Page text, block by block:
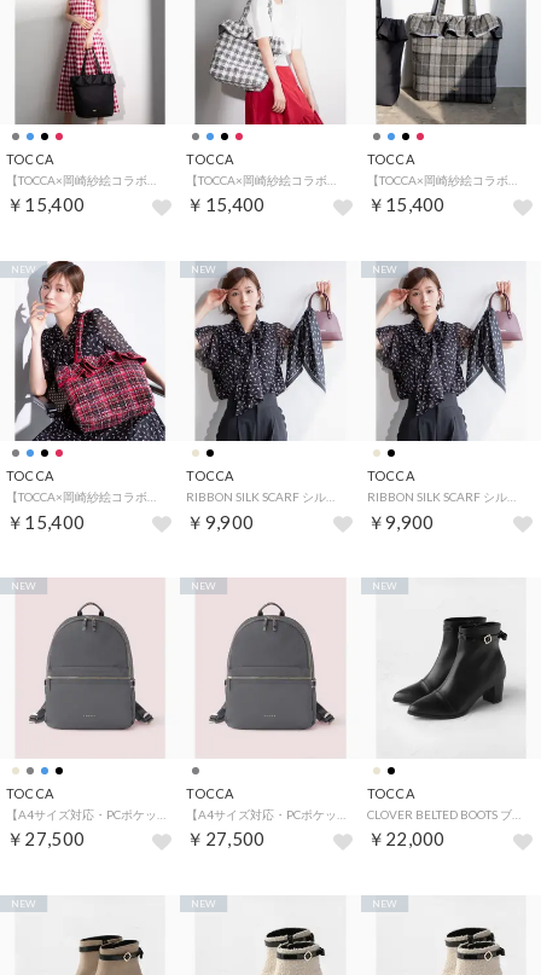
TOCCA
￥15,400
TOCCA
￥15,400
TOCCA
￥15,400
TOCCA
【TOCCA×岡崎紗絵コラボ・A4サイズ対応・一部カラー撥水】COLOR OF WAVES BAG バッグ （レッド系）
￥15,400
NEW
TOCCA
RIBBON SILK SCARF シルクスカーフ （ブラック系）
￥9,900
NEW
TOCCA
RIBBON SILK SCARF シルクスカーフ （ブラック系）
￥9,900
NEW
TOCCA
￥27,500
NEW
TOCCA
￥27,500
NEW
TOCCA
CLOVER BELTED BOOTS ブーツ （ブラック系）
￥22,000
NEW
NEW NEW NEW